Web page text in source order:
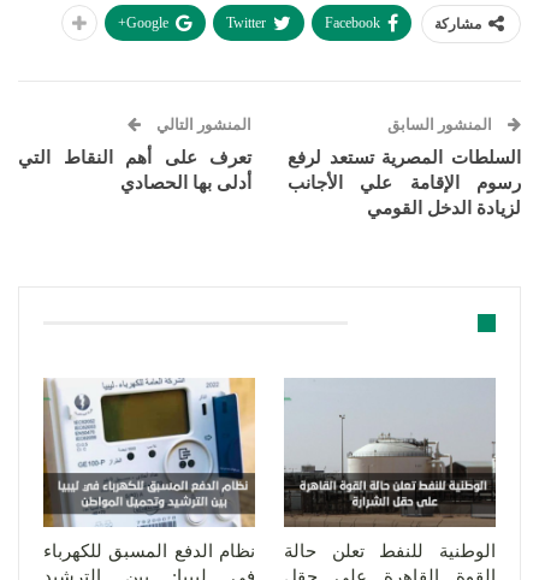
مشاركة Facebook
Twitter
Google+
المنشور السابق
السلطات المصرية تستعد لرفع
رسوم الإقامة علي الأجانب
لزيادة الدخل القومي
المنشور التالي
تعرف على أهم النقاط التي
أدلى بها الحصادي
الوطنية للنفط تعلن حالة
القوة القاهرة على حقل
نظام الدفع المسبق للكهرباء
في ليبيا: بين الترشيد